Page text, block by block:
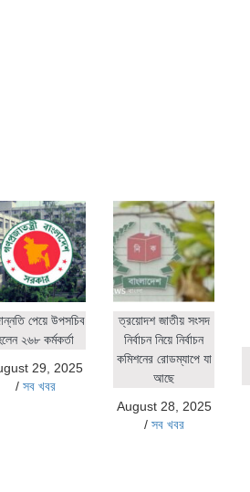
পেয়ে উপসচিব
২৬৮ কর্মকর্তা
29, 2025
/ সব খবর
ত্রয়োদশ জাতীয় সংসদ
নির্বাচন নিয়ে নির্বাচন
কমিশনের রোডম্যাপে যা
আছে
August 28, 2025
/ সব খবর